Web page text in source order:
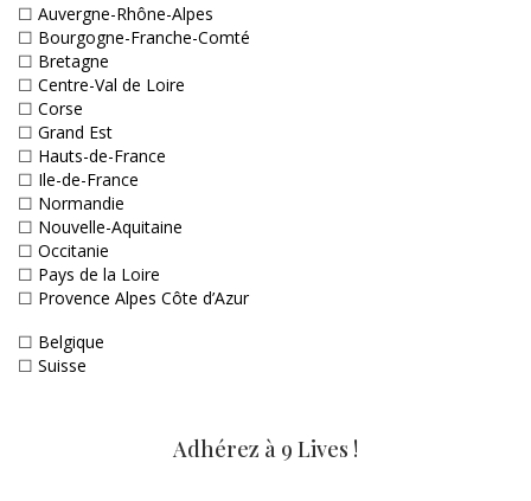
☐ Auvergne-Rhône-Alpes
☐ Bourgogne-Franche-Comté
☐ Bretagne
☐ Centre-Val de Loire
☐ Corse
☐ Grand Est
☐ Hauts-de-France
☐ Ile-de-France
☐ Normandie
☐ Nouvelle-Aquitaine
☐ Occitanie
☐ Pays de la Loire
☐ Provence Alpes Côte d’Azur
☐ Belgique
☐ Suisse
Adhérez à 9 Lives !